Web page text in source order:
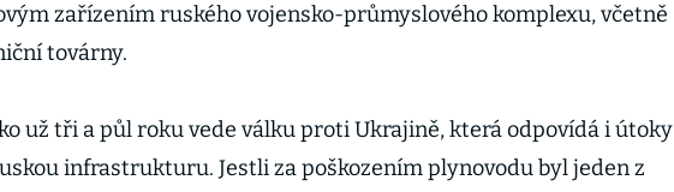
zařízením ruského vojensko-průmyslového komplexu, včetně
továrny.
už tři a půl roku vede válku proti Ukrajině, která odpovídá i útoky
infrastrukturu. Jestli za poškozením plynovodu byl jeden z